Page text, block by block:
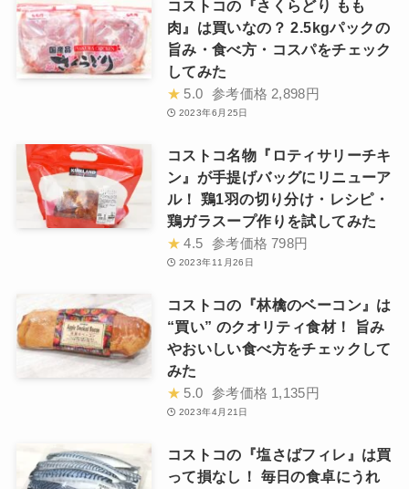
コストコの『さくらどり もも
肉』は買いなの？ 2.5kgパックの
旨み・食べ方・コスパをチェック
してみた
★ 5.0 参考価格 2,898円
2023年6月25日
コストコ名物『ロティサリーチキ
ン』が手提げバッグにリニューア
ル！ 鶏1羽の切り分け・レシピ・
鶏ガラスープ作りを試してみた
★ 4.5 参考価格 798円
2023年11月26日
コストコの『林檎のベーコン』は
“買い” のクオリティ食材！ 旨み
やおいしい食べ方をチェックして
みた
★ 5.0 参考価格 1,135円
2023年4月21日
コストコの『塩さばフィレ』は買
って損なし！ 毎日の食卓にうれ